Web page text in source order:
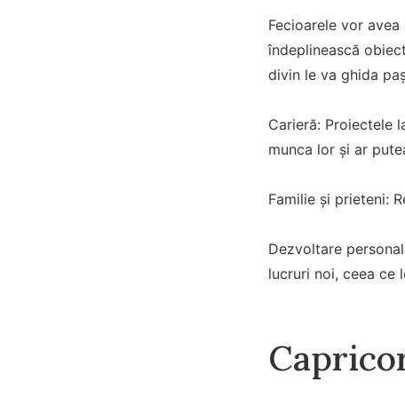
Fecioarele vor
îndeplinească
divin le va ghida
Carieră: Proiectele
munca lor și ar
Familie și prieteni:
Dezvoltare
lucruri noi, ceea ce